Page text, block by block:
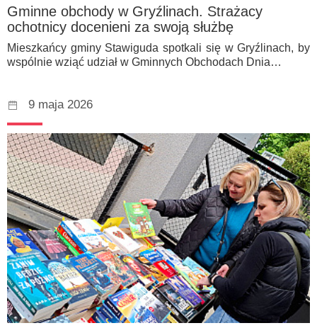
Gminne obchody w Gryźlinach. Strażacy
ochotnicy docenieni za swoją służbę
Mieszkańcy gminy Stawiguda spotkali się w Gryźlinach, by
wspólnie wziąć udział w Gminnych Obchodach Dnia…
9 maja 2026